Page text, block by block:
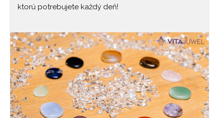
ktorú potrebujete každý deň!